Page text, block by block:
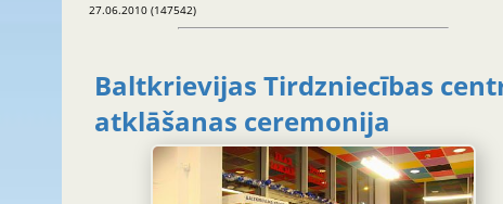
27.06.2010 (147542)
Baltkrievijas Tirdzniecības
atklāšanas ceremonija